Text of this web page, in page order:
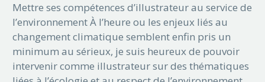
Mettre ses compétences d’illustrateur au service de
l’environnement À l’heure ou les enjeux liés au
changement climatique semblent enfin pris un
minimum au sérieux, je suis heureux de pouvoir
intervenir comme illustrateur sur des thématiques